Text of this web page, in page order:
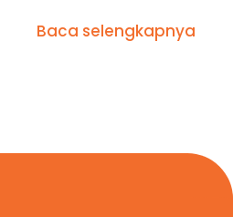
Baca selengkapnya